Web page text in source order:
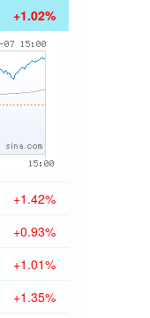
+1.02%
+1.42%
+0.93%
+1.01%
+1.35%